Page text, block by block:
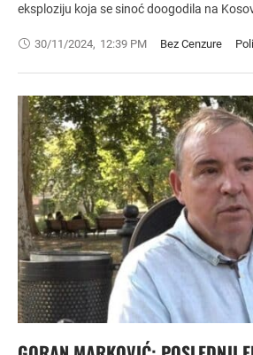
eksploziju koja se sinoć doogodila na
30/11/2024, 12:39 PM Bez Cenzure